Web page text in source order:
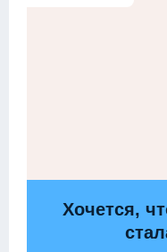
Хочется,